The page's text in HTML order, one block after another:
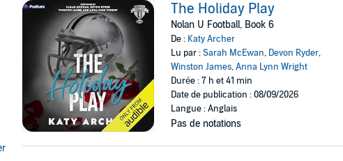
The Holiday Play
Nolan U Football, Book 6
De : Katy Archer
Lu par :Sarah McEwan, Devon Ryder,
Winston James,Anna Lynn Wright
Durée : 7 h et 41 min
Date de publication : 08/09/2026
Langue : Anglais
Pas de notations